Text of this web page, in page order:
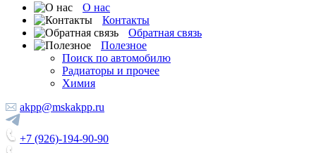
О нас
Контакты
Обратная связь
Полезное
Поиск по автомобилю
Радиаторы и прочее
Химия
akpp@mskakpp.ru
+7 (926)-194-90-90